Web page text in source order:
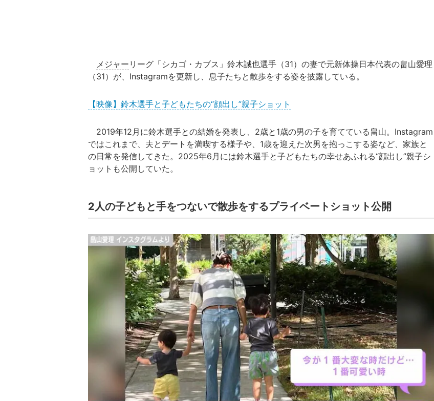
メジャー リーグ「シカゴ・カブス」鈴木誠也選手（31）の妻で元新体操日本代表の畠山愛理
（31）が、Instagramを更新し、息子たちと散歩をする姿を披露している。
【映像】鈴木選手と子どもたちの“顔出し”親子ショット
2019年12月に鈴木選手との結婚を発表し、2歳と1歳の男の子を育てている畠山。Instagram
ではこれまで、夫とデートを満喫する様子や、1歳を迎えた次男を抱っこする姿など、家族と
の日常を発信してきた。2025年6月には鈴木選手と子どもたちの幸せあふれる“顔出し”親子シ
ョットも公開していた。
2人の子どもと手をつないで散歩をするプライベートショット公開